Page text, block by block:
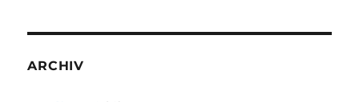
ARCHIV